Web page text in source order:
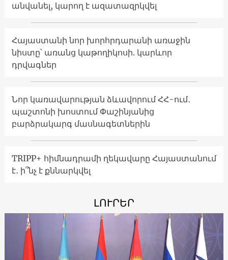
անվանել, կարող է ազատազրկվել
Հայաստանի նոր խորհրդարանի առաջին
նիստը՝ առանց կաթողիկոսի. կարևոր
դրվագներ
Նոր կառավարության ձևավորում ՀՀ-ում․
պաշտոնի խոստում Փաշինյանից
բարձրակարգ մասնագետներին
TRIPP+ հիմնադրամի ղեկավարը Հայաստանում
է․ ի՞նչ է քննարկվել
ԼՈՒՐԵՐ